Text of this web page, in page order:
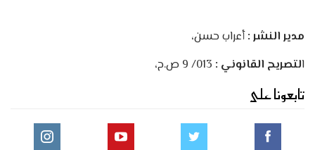
مدير النشر :أعراب حسن،
التصريح القانوني :
تابعونا على